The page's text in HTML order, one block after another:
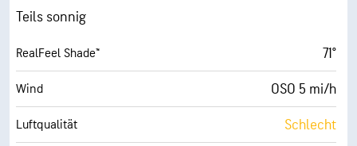
Luftfeuch.
Taupunkt 49° F
AccuLumen Brightness Index™ 8 (Hell)
Bewölkung 49 %
Teils sonnig
RealFeel Shade™ 71°
Wind OSO 5 mi/h
Luftqualität Schlecht